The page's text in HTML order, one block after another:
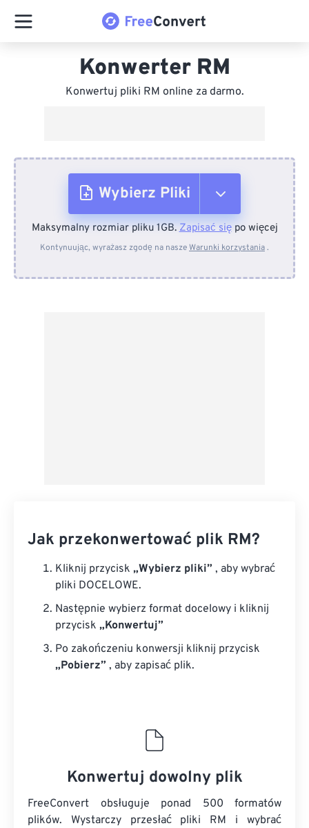
Konwerter RM
Konwertuj pliki RM online za darmo.
Wybierz Pliki
Z urządzenia
Maksymalny rozmiar pliku 1GB.Zapisać siępo więcej
Kontynuując, wyrażasz zgodę na naszeWarunki korzystania.
Jak przekonwertować plik RM?
Kliknij przycisk „Wybierz pliki” , aby wybrać
pliki DOCELOWE.
Następnie wybierz format docelowy i kliknij
przycisk „Konwertuj”
Po zakończeniu konwersji kliknij przycisk
„Pobierz” , aby zapisać plik.
Konwertuj dowolny plik
FreeConvert obsługuje ponad 500 formatów
plików. Wystarczy przesłać pliki RM i wybrać